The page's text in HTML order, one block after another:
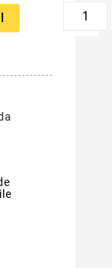
favorite_border